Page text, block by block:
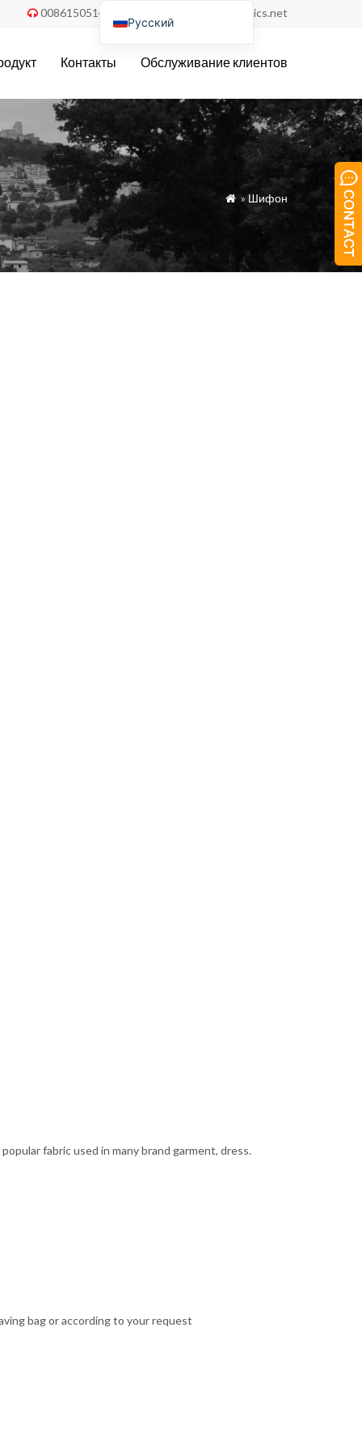
 008615051486055 order@china-fabrics.net
Контакты Обслуживание клиентов
 » Шифон
fabric used in many brand garment, dress.
bag or according to your request
Русский
Deutsch
Français
Italiano
Español
Türkçe
Tiếng Việt